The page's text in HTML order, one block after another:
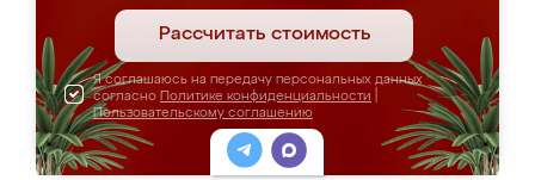
Рассчитать стоимость
Я соглашаюсь на передачу персональных данных
согласно Политике конфиденциальности
Пользовательскому соглашению